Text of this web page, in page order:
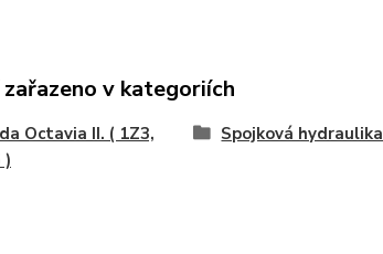
v kategoriích
Octavia II. ( 1Z3,
)
Spojková hydraulika